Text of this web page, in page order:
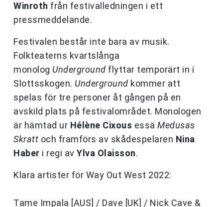
Winroth från festivalledningen i ett
pressmeddelande.
Festivalen består inte bara av musik.
Folkteaterns kvartslånga
monolog Underground flyttar temporärt in i
Slottsskogen. Underground kommer att
spelas för tre personer åt gången på en
avskild plats på festivalområdet. Monologen
är hämtad ur Hélène Cixous essä Medusas
Skratt och framförs av skådespelaren Nina
Haber i regi av Ylva Olaisson.
Klara artister för Way Out West 2022:
Tame Impala [AUS] / Dave [UK] / Nick Cave &